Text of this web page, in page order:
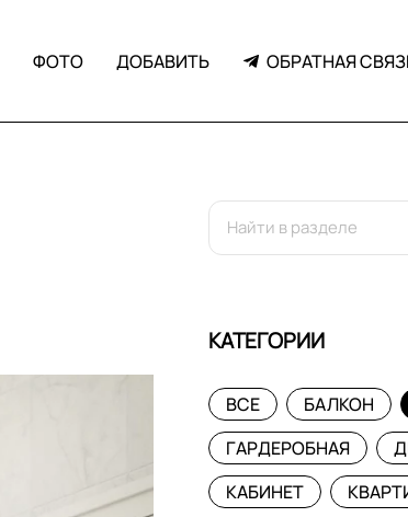
ФОТО ДОБАВИТЬ ОБРАТНАЯ
КАТЕГОРИИ
ВСЕ БАЛКОН
ГАРДЕРОБНАЯ
КАБИНЕТ